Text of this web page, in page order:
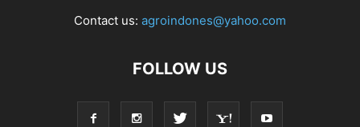
Contact us: agroindones@yahoo.com
FOLLOW US